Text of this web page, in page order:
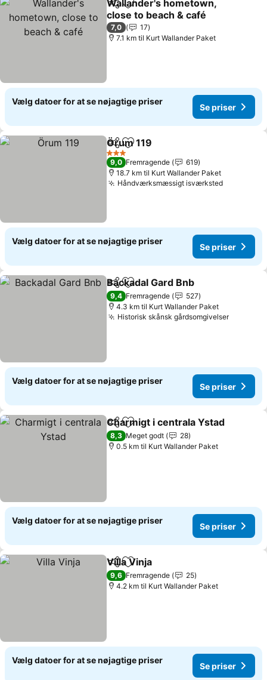
Del Føj til favoritter
Wallander's hometown,
close to beach & café
Se priser
7,0
17
7.1 km til Kurt Wallander Paket
Vælg datoer for at se nøjagtige priser
Se priser
Del Føj til favoritter
Örum 119
3 Stjerner
9,0 Fremragende
619
18.7 km til Kurt Wallander Paket
Håndværksmæssigt isværkstedSe priser
Vælg datoer for at se nøjagtige priser
Se priser
Del Føj til favoritter
Backadal Gard Bnb
9,4 Fremragende
527
4.3 km til Kurt Wallander Paket
Historisk skånsk gårdsomgivelserSe
Vælg datoer for at se nøjagtige priser
Se priser
Del Føj til favoritter
Charmigt i centrala Ystad
8,3 Meget godt
28
0.5 km til Kurt Wallander Paket
Vælg datoer for at se nøjagtige priser
Se priser
Del Føj til favoritter
Villa Vinja
9,6 Fremragende
25
4.2 km til Kurt Wallander Paket
Vælg datoer for at se nøjagtige priser
Se priser